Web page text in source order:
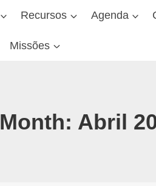
Recursos Agenda
Missões
Month: Abril